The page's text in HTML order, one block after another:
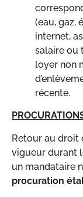
(eau, gaz,
internet,
salaire ou
loyer non
récente.
Retour au droit
vigueur durant
un mandataire
procuration